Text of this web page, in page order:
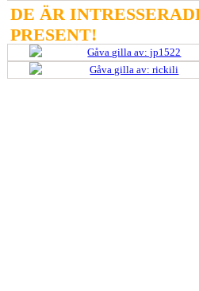
DE ÄR
PRESENT!
Gåva gilla av: jp1522
Gåva gilla av: rickili